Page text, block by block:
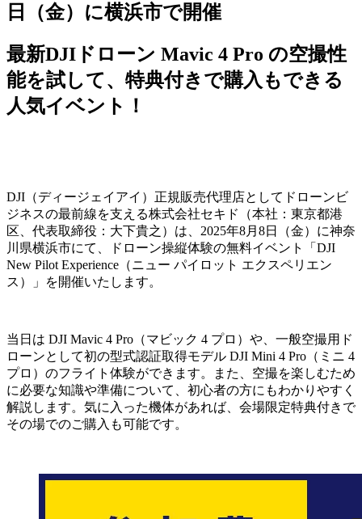
日（金）に横浜市で開催
最新DJIドローン Mavic 4 Pro の空撮性
能を試して、特典付きで購入もできる
人気イベント！
DJI（ディージェイアイ）正規販売代理店としてドローンビ
ジネスの最前線を支える株式会社セキド（本社：東京都港
区、代表取締役：⼤下貴之）は、2025年8月8日（金）に神奈
川県横浜市にて、ドローン操縦体験の無料イベント「DJI
New Pilot Experience（ニュー パイロット エクスペリエン
ス）」を開催いたします。
当日は DJI Mavic 4 Pro（マビック 4 プロ）や、一般空撮用ド
ローンとして初の型式認証取得モデル DJI Mini 4 Pro（ミニ 4
プロ）のフライト体験ができます。また、空撮を楽しむため
に必要な知識や準備について、初心者の方にもわかりやすく
解説します。気に入った機体があれば、会場限定特典付きで
その場でのご購入も可能です。